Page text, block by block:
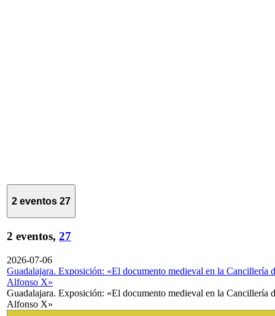
2 eventos 27
2 eventos, 27
2026-07-06
Guadalajara. Exposición: «El documento medieval en la Cancillería
Alfonso X»
Guadalajara. Exposición: «El documento medieval en la Cancillería
Alfonso X»